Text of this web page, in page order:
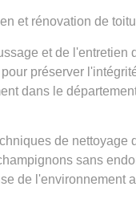
et rénovation de
et de l'entretien
préserver
dans le
de
sans
de l'environnement